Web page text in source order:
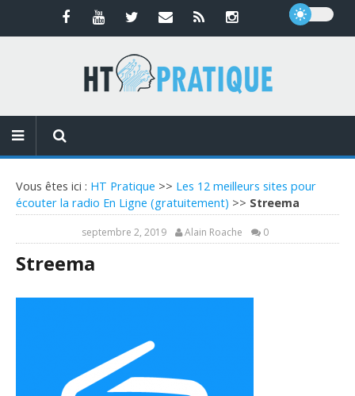
Vous êtes ici : HT Pratique >> Les 12 meilleurs sites pour
écouter la radio En Ligne (gratuitement) >> Streema
septembre 2, 2019 Alain Roache 0
Streema